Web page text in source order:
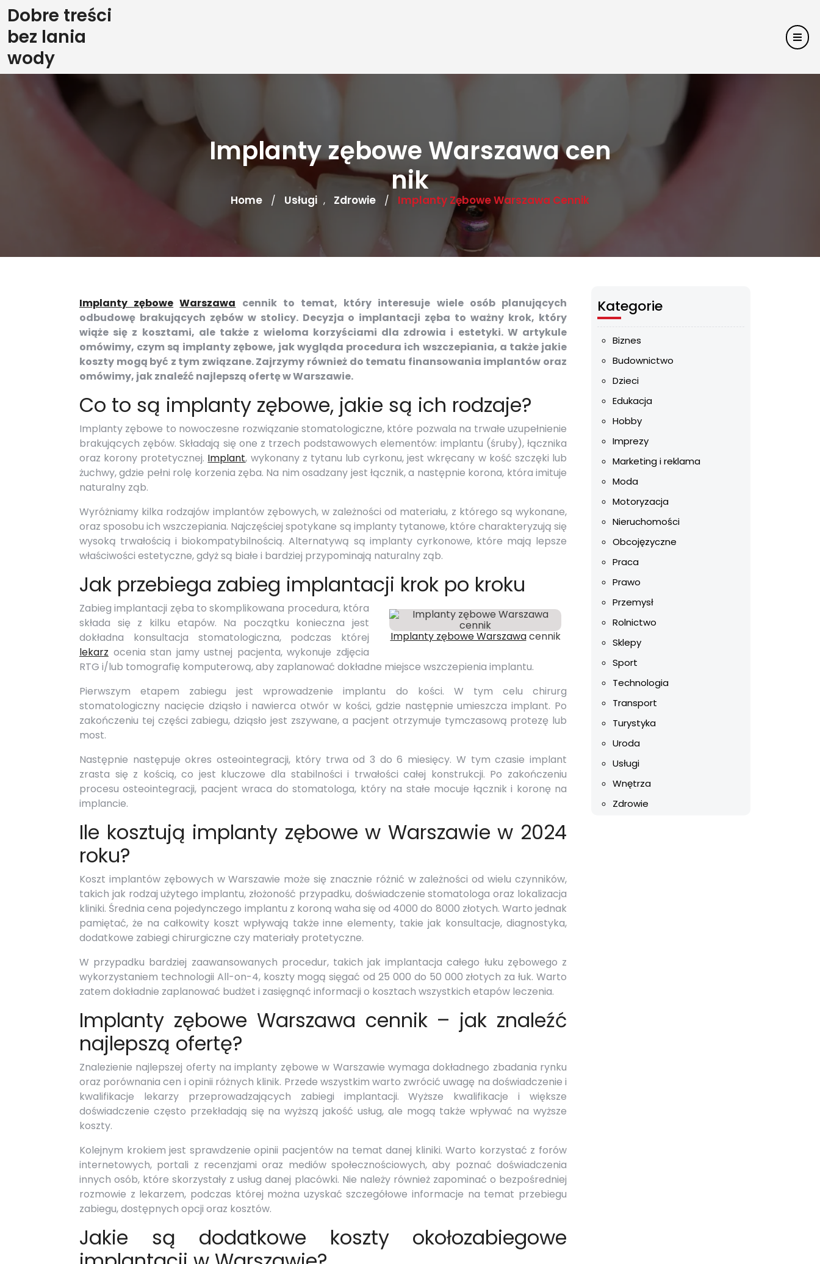
Skip
to
content
Dobre treści
bez lania
wody
Implanty zębowe Warszawa cen
nik
Home / Usługi , Zdrowie / Implanty Zębowe Warszawa Cennik
Implanty zębowe Warszawa cennik to temat, który interesuje wiele osób planujących
odbudowę brakujących zębów w stolicy. Decyzja o implantacji zęba to ważny krok, który
wiąże się z kosztami, ale także z wieloma korzyściami dla zdrowia i estetyki. W artykule
omówimy, czym są implanty zębowe, jak wygląda procedura ich wszczepiania, a także jakie
koszty mogą być z tym związane. Zajrzymy również do tematu finansowania implantów oraz
omówimy, jak znaleźć najlepszą ofertę w Warszawie.
Co to są implanty zębowe, jakie są ich rodzaje?
Implanty zębowe to nowoczesne rozwiązanie stomatologiczne, które pozwala na trwałe uzupełnienie
brakujących zębów. Składają się one z trzech podstawowych elementów: implantu (śruby), łącznika
oraz korony protetycznej. Implant, wykonany z tytanu lub cyrkonu, jest wkręcany w kość szczęki lub
żuchwy, gdzie pełni rolę korzenia zęba. Na nim osadzany jest łącznik, a następnie korona, która imituje
naturalny ząb.
Wyróżniamy kilka rodzajów implantów zębowych, w zależności od materiału, z którego są wykonane,
oraz sposobu ich wszczepiania. Najczęściej spotykane są implanty tytanowe, które charakteryzują się
wysoką trwałością i biokompatybilnością. Alternatywą są implanty cyrkonowe, które mają lepsze
właściwości estetyczne, gdyż są białe i bardziej przypominają naturalny ząb.
Jak przebiega zabieg implantacji krok po kroku
Implanty zębowe Warszawacennik
Zabieg implantacji zęba to skomplikowana procedura, która
składa się z kilku etapów. Na początku konieczna jest
dokładna konsultacja stomatologiczna, podczas której
lekarz ocenia stan jamy ustnej pacjenta, wykonuje zdjęcia
RTG i/lub tomografię komputerową, aby zaplanować dokładne miejsce wszczepienia implantu.
Pierwszym etapem zabiegu jest wprowadzenie implantu do kości. W tym celu chirurg
stomatologiczny nacięcie dziąsło i nawierca otwór w kości, gdzie następnie umieszcza implant. Po
zakończeniu tej części zabiegu, dziąsło jest zszywane, a pacjent otrzymuje tymczasową protezę lub
most.
Następnie następuje okres osteointegracji, który trwa od 3 do 6 miesięcy. W tym czasie implant
zrasta się z kością, co jest kluczowe dla stabilności i trwałości całej konstrukcji. Po zakończeniu
procesu osteointegracji, pacjent wraca do stomatologa, który na stałe mocuje łącznik i koronę na
implancie.
Ile kosztują implanty zębowe w Warszawie w 2024
roku?
Koszt implantów zębowych w Warszawie może się znacznie różnić w zależności od wielu czynników,
takich jak rodzaj użytego implantu, złożoność przypadku, doświadczenie stomatologa oraz lokalizacja
kliniki. Średnia cena pojedynczego implantu z koroną waha się od 4000 do 8000 złotych. Warto jednak
pamiętać, że na całkowity koszt wpływają także inne elementy, takie jak konsultacje, diagnostyka,
dodatkowe zabiegi chirurgiczne czy materiały protetyczne.
W przypadku bardziej zaawansowanych procedur, takich jak implantacja całego łuku zębowego z
wykorzystaniem technologii All-on-4, koszty mogą sięgać od 25 000 do 50 000 złotych za łuk. Warto
zatem dokładnie zaplanować budżet i zasięgnąć informacji o kosztach wszystkich etapów leczenia.
Implanty zębowe Warszawa cennik – jak znaleźć
najlepszą ofertę?
Znalezienie najlepszej oferty na implanty zębowe w Warszawie wymaga dokładnego zbadania rynku
oraz porównania cen i opinii różnych klinik. Przede wszystkim warto zwrócić uwagę na doświadczenie i
kwalifikacje lekarzy przeprowadzających zabiegi implantacji. Wyższe kwalifikacje i większe
doświadczenie często przekładają się na wyższą jakość usług, ale mogą także wpływać na wyższe
koszty.
Kolejnym krokiem jest sprawdzenie opinii pacjentów na temat danej kliniki. Warto korzystać z forów
internetowych, portali z recenzjami oraz mediów społecznościowych, aby poznać doświadczenia
innych osób, które skorzystały z usług danej placówki. Nie należy również zapominać o bezpośredniej
rozmowie z lekarzem, podczas której można uzyskać szczegółowe informacje na temat przebiegu
zabiegu, dostępnych opcji oraz kosztów.
Jakie są dodatkowe koszty okołozabiegowe
Kategorie
Biznes
Budownictwo
Dzieci
Edukacja
Hobby
Imprezy
Marketing i reklama
Moda
Motoryzacja
Nieruchomości
Obcojęzyczne
Praca
Prawo
Przemysł
Rolnictwo
Sklepy
Sport
Technologia
Transport
Turystyka
Uroda
Usługi
Wnętrza
Zdrowie